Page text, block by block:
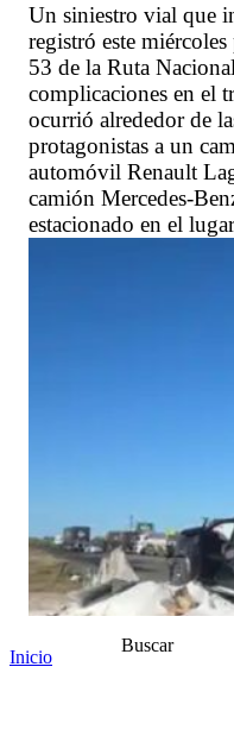
Un siniestro vial que
registró este
53 de la Ruta
complicaciones en el
ocurrió alrededor de
protagonistas a un
automóvil Renault
camión Mercedes-
estacionado en el
Inicio
Buscar